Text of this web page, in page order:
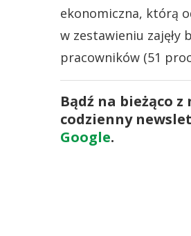
ekonomiczna, którą
w zestawieniu
pracowników (51
Bądź na bieżąco
codzienny
Google.